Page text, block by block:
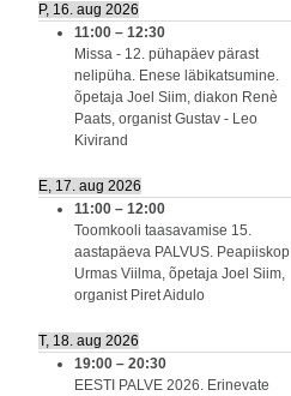
P, 16. aug 2026
11:00 – 12:30
Missa - 12. pühapäev pärast
nelipüha. Enese läbikatsumine.
õpetaja Joel Siim, diakon Renè
Paats, organist Gustav - Leo
Kivirand
E, 17. aug 2026
11:00 – 12:00
Toomkooli taasavamise 15.
aastapäeva PALVUS. Peapiiskop
Urmas Viilma, õpetaja Joel Siim,
organist Piret Aidulo
T, 18. aug 2026
19:00 – 20:30
EESTI PALVE 2026. Erinevate